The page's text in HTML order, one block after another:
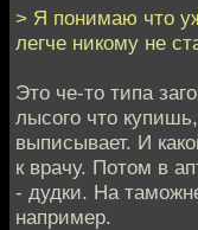
> Я понимаю что
легче никому не
Это че-то типа
лысого что
выписывает. И
к врачу. Потом в
- дудки. На
например.